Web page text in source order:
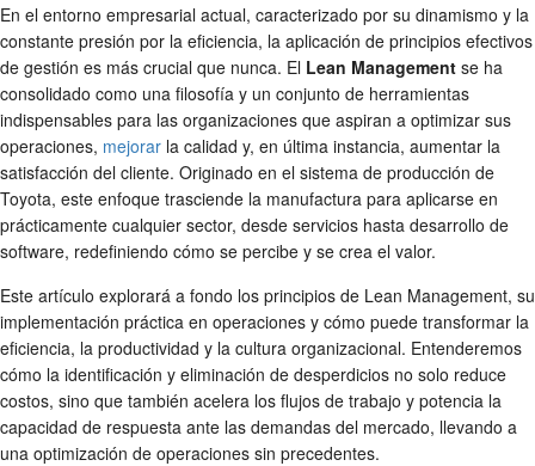
En el entorno empresarial actual, caracterizado por su dinamismo y la
constante presión por la eficiencia, la aplicación de principios efectivos
de gestión es más crucial que nunca. El Lean Management se ha
consolidado como una filosofía y un conjunto de herramientas
indispensables para las organizaciones que aspiran a optimizar sus
operaciones, mejorar la calidad y, en última instancia, aumentar la
satisfacción del cliente. Originado en el sistema de producción de
Toyota, este enfoque trasciende la manufactura para aplicarse en
prácticamente cualquier sector, desde servicios hasta desarrollo de
software, redefiniendo cómo se percibe y se crea el valor.
Este artículo explorará a fondo los principios de Lean Management, su
implementación práctica en operaciones y cómo puede transformar la
eficiencia, la productividad y la cultura organizacional. Entenderemos
cómo la identificación y eliminación de desperdicios no solo reduce
costos, sino que también acelera los flujos de trabajo y potencia la
capacidad de respuesta ante las demandas del mercado, llevando a
una optimización de operaciones sin precedentes.